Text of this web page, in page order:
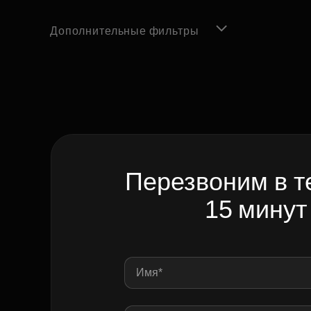
Дополнительные фильтры
Перезвоним в
15 минут